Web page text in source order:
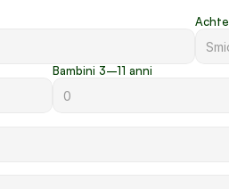
Bambini 3–11 anni